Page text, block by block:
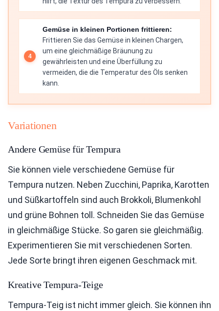
Gemüse in kleinen Portionen frittieren:
Frittieren Sie das Gemüse in kleinen Chargen,
um eine gleichmäßige Bräunung zu
gewährleisten und eine Überfüllung zu
vermeiden, die die Temperatur des Öls senken
kann.
Variationen
Andere Gemüse für Tempura
Sie können viele verschiedene Gemüse für
Tempura nutzen. Neben Zucchini, Paprika, Karotten
und Süßkartoffeln sind auch Brokkoli, Blumenkohl
und grüne Bohnen toll. Schneiden Sie das Gemüse
in gleichmäßige Stücke. So garen sie gleichmäßig.
Experimentieren Sie mit verschiedenen Sorten.
Jede Sorte bringt ihren eigenen Geschmack mit.
Kreative Tempura-Teige
Tempura-Teig ist nicht immer gleich. Sie können ihn